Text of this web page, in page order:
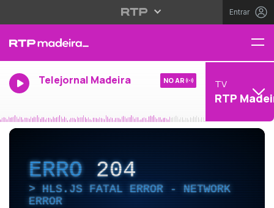
Entrar
Telejornal Madeira NO AR TV
RTP
ERRO204
HLS.JS FATAL ERROR - NETWORK
ERROR